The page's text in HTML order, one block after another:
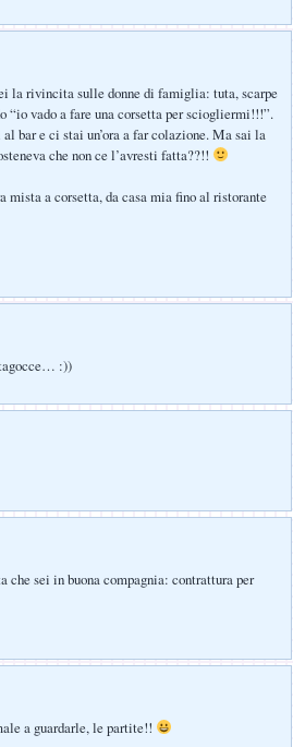
la rivincita sulle donne di famiglia: tuta, scarpe
“io vado a fare una corsetta per sciogliermi!!!”.
bar e ci stai un’ora a far colazione. Ma sai la
che non ce l’avresti fatta??!!
mista a corsetta, da casa mia fino al ristorante
:))
che sei in buona compagnia: contrattura per
a guardarle, le partite!!